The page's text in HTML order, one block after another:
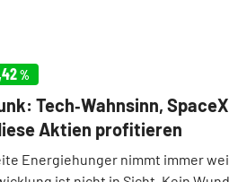
%
Tech‑Wahnsinn,
Aktien profitieren
Energiehunger nimmt immer